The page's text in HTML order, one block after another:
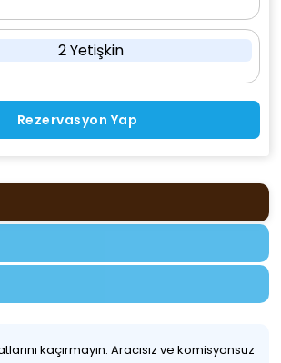
2 Yetişkin
Rezervasyon Yap
kaçırmayın. Aracısız ve komisyonsuz